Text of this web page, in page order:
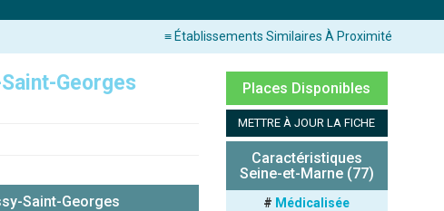
≡ Établissements Similaires À Proximité
Georges
Saint-Georges
Places Disponibles
METTRE À JOUR LA FICHE
Caractéristiques
Seine-et-Marne (77)
# Médicalisée